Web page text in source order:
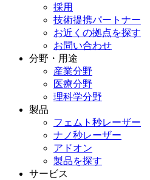
採用
技術提携パートナー
お近くの拠点を探す
お問い合わせ
分野・用途
産業分野
医療分野
理科学分野
製品
フェムト秒レーザー
ナノ秒レーザー
アドオン
製品を探す
サービス